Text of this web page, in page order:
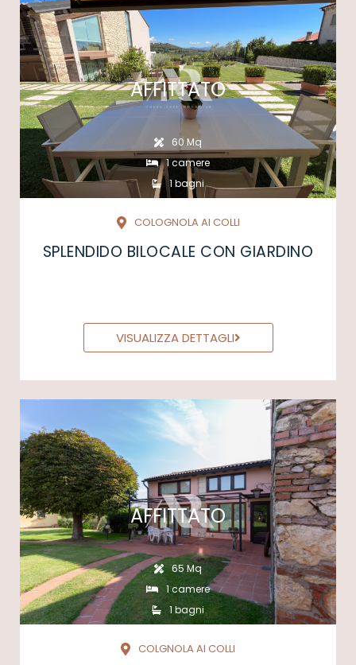
AFFITTATO
60 Mq
1 camere
1 bagni
COLOGNOLA AI COLLI
SPLENDIDO BILOCALE CON GIARDINO
VISUALIZZA DETTAGLI
AFFITTATO
65 Mq
1 camere
1 bagni
COLGNOLA AI COLLI